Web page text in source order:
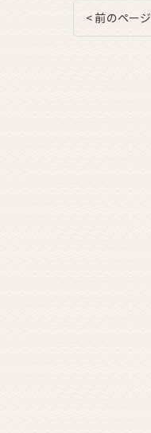
< 前のページ